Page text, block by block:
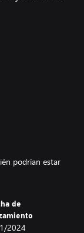
podrían estar
de
2024